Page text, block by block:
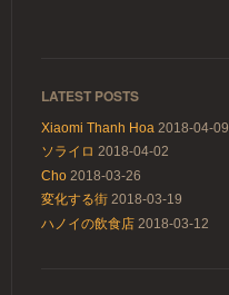
LATEST POSTS
Xiaomi Thanh Hoa 2018-04-09
ソライロ 2018-04-02
Cho 2018-03-26
変化する街 2018-03-19
ハノイの飲食店 2018-03-12